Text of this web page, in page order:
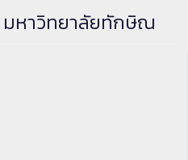
หาวิทยาลัยทักษิณ